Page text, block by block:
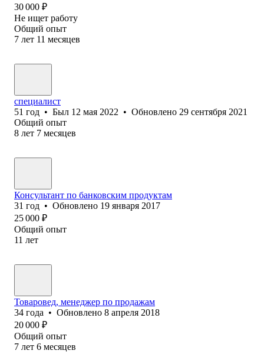
30 000 ₽
Не ищет работу
Общий опыт
7 лет 11 месяцев
специалист
51 год • Был 12 мая 2022 • Обновлено 29 сентября 2021
Общий опыт
8 лет 7 месяцев
Консультант по банковским продуктам
31 год • Обновлено 19 января 2017
25 000 ₽
Общий опыт
11 лет
Товаровед, менеджер по продажам
34 года • Обновлено 8 апреля 2018
20 000 ₽
Общий опыт
7 лет 6 месяцев